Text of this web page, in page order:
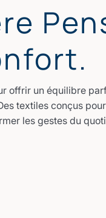
offrir un équilibre
textiles conçus
les gestes du